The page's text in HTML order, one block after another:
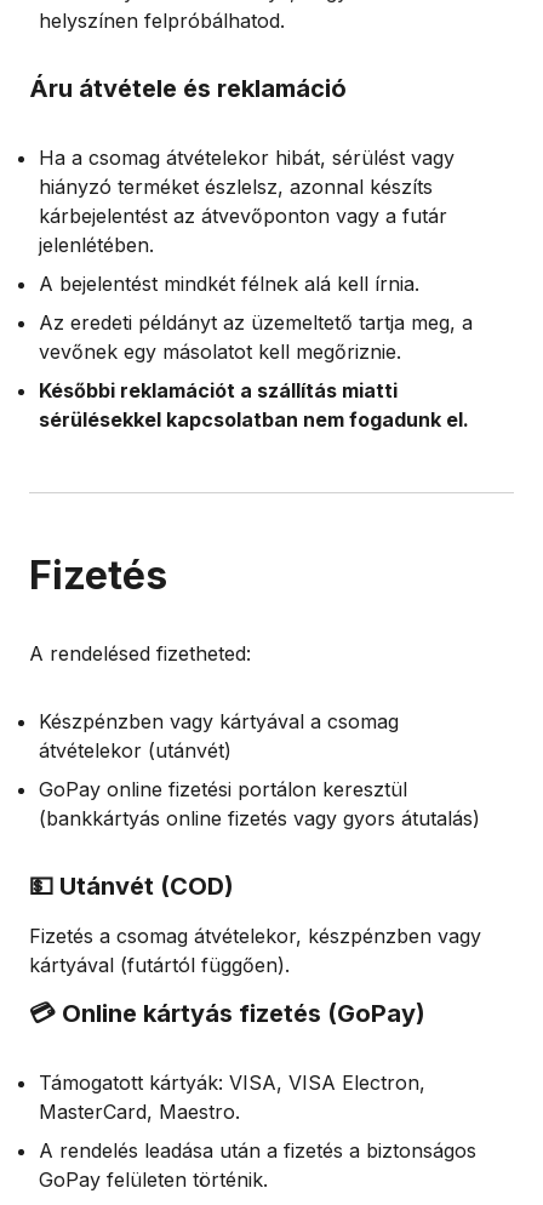
helyszínen felpróbálhatod.
Áru átvétele és reklamáció
Ha a csomag átvételekor hibát, sérülést vagy
hiányzó terméket észlelsz, azonnal készíts
kárbejelentést az átvevőponton vagy a futár
jelenlétében.
A bejelentést mindkét félnek alá kell írnia.
Az eredeti példányt az üzemeltető tartja meg, a
vevőnek egy másolatot kell megőriznie.
Későbbi reklamációt a szállítás miatti
sérülésekkel kapcsolatban nem fogadunk el.
Fizetés
A rendelésed fizetheted:
Készpénzben vagy kártyával a csomag
átvételekor (utánvét)
GoPay online fizetési portálon keresztül
(bankkártyás online fizetés vagy gyors átutalás)
💵 Utánvét (COD)
Fizetés a csomag átvételekor, készpénzben vagy
kártyával (futártól függően).
💳 Online kártyás fizetés (GoPay)
Támogatott kártyák: VISA, VISA Electron,
MasterCard, Maestro.
A rendelés leadása után a fizetés a biztonságos
GoPay felületen történik.